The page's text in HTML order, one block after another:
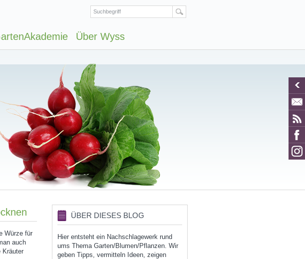
Über Wyss
Würze für
auch
Kräuter
ÜBER DIESES BLOG
Hier entsteht ein Nachschlagewerk rund
ums Thema Garten/Blumen/Pflanzen. Wir
geben Tipps, vermitteln Ideen, zeigen